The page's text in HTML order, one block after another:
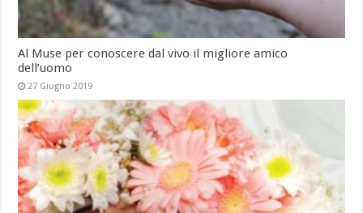
Al Muse per conoscere dal vivo il migliore amico
dell’uomo
27 Giugno 2019